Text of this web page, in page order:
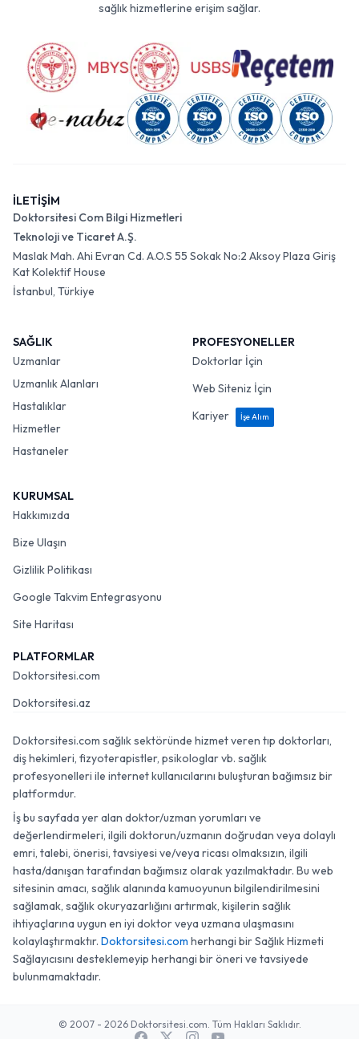
sağlık hizmetlerine erişim sağlar.
İLETİŞİM
Doktorsitesi Com Bilgi Hizmetleri
Teknoloji ve Ticaret A.Ş.
Maslak Mah. Ahi Evran Cd. A.O.S 55 Sokak No:2 Aksoy Plaza Giriş
Kat Kolektif House
İstanbul, Türkiye
SAĞLIK
Uzmanlar
Uzmanlık Alanları
Hastalıklar
Hizmetler
Hastaneler
PROFESYONELLER
Doktorlar İçin
Web Siteniz İçin
Kariyer
İşe Alım
KURUMSAL
Hakkımızda
Bize Ulaşın
Gizlilik Politikası
Google Takvim Entegrasyonu
Site Haritası
PLATFORMLAR
Doktorsitesi.com
Doktorsitesi.az
Doktorsitesi.com sağlık sektöründe hizmet veren tıp doktorları,
diş hekimleri, fizyoterapistler, psikologlar vb. sağlık
profesyonelleri ile internet kullanıcılarını buluşturan bağımsız bir
platformdur.
İş bu sayfada yer alan doktor/uzman yorumları ve
değerlendirmeleri, ilgili doktorun/uzmanın doğrudan veya dolaylı
emri, talebi, önerisi, tavsiyesi ve/veya ricası olmaksızın, ilgili
hasta/danışan tarafından bağımsız olarak yazılmaktadır. Bu web
sitesinin amacı, sağlık alanında kamuoyunun bilgilendirilmesini
sağlamak, sağlık okuryazarlığını artırmak, kişilerin sağlık
ihtiyaçlarına uygun en iyi doktor veya uzmana ulaşmasını
kolaylaştırmaktır. Doktorsitesi.com herhangi bir Sağlık Hizmeti
Sağlayıcısını desteklemeyip herhangi bir öneri ve tavsiyede
bulunmamaktadır.
© 2007 - 2026 Doktorsitesi.com. Tüm Hakları Saklıdır.